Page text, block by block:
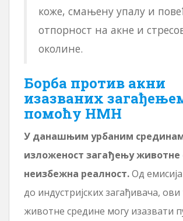
коже, смањену упалу и
отпорност на акне и
околине.
Борба против акни
изазваних
помоћу НМН
У данашњим урбаним
изложеност загађењу животне
неизбежна реалност.Од
до индустријских загађивача,
животне средине могу изазвати